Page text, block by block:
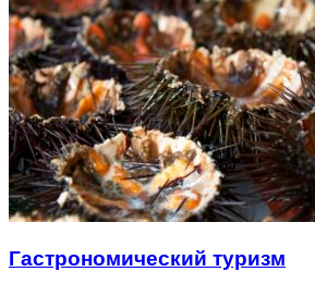
Гастрономический туризм